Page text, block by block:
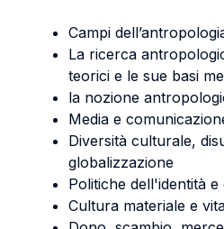
Campi
La ricerca
teorici e le sue basi
la nozione
Media e
Diversità culturale,
globalizzazione
Politiche dell'identità
Cultura materiale e